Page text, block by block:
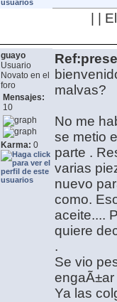
| |
guayo
Usuario
Novato en el
foro
Mensajes:
10
Karma: 0
malvas?
No me
se metio
parte .
varias
nuevo
como.
aceite....
quiere
.
Se vio
engaÃ±ar
Ya las